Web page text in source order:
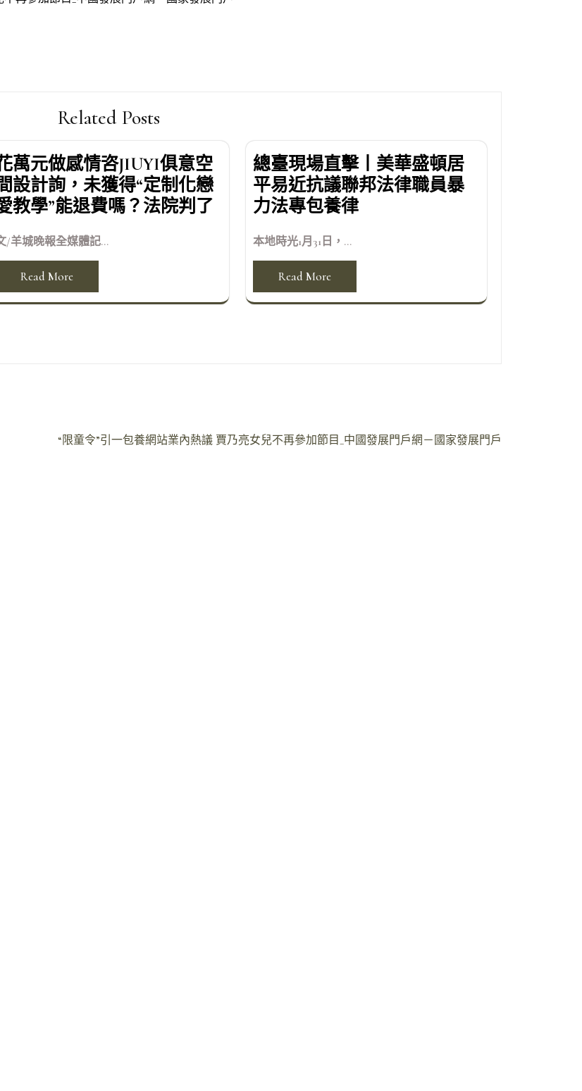
Related Posts
萬元做感情咨JIUYI俱意空
設計詢，未獲得“定制化戀
教學”能退費嗎？法院判了
/羊城晚報全媒體記...
Read More
總臺現場直擊丨美華盛頓居
平易近抗議聯邦法律職員暴
力法專包養律
本地時光1月31日，...
Read More
“限童令”引一包養網站業內熱議 賈乃亮女兒不再參加節目_中國發展門戶網－國家發展門戶